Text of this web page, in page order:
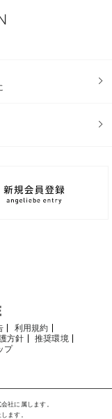
利用規約
方針
推奨環境
プ
社に属します。
ます。